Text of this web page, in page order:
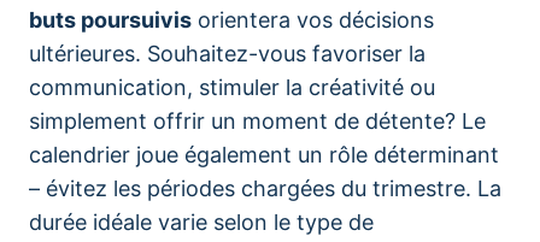
buts poursuivis orientera vos décisions
ultérieures. Souhaitez-vous favoriser la
communication, stimuler la créativité ou
simplement offrir un moment de détente? Le
calendrier joue également un rôle déterminant
– évitez les périodes chargées du trimestre. La
durée idéale varie selon le type de